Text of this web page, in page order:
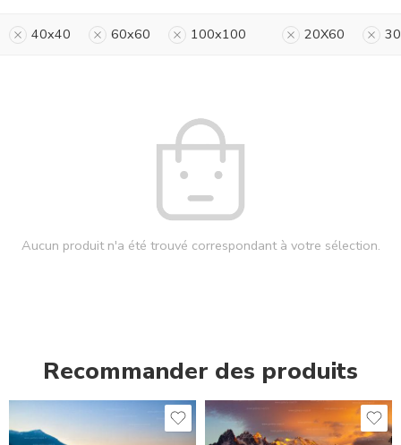
40x40 60x60 100x100 20X60
Aucun produit n'a été trouvé correspondant à votre sélection.
Recommander des produits